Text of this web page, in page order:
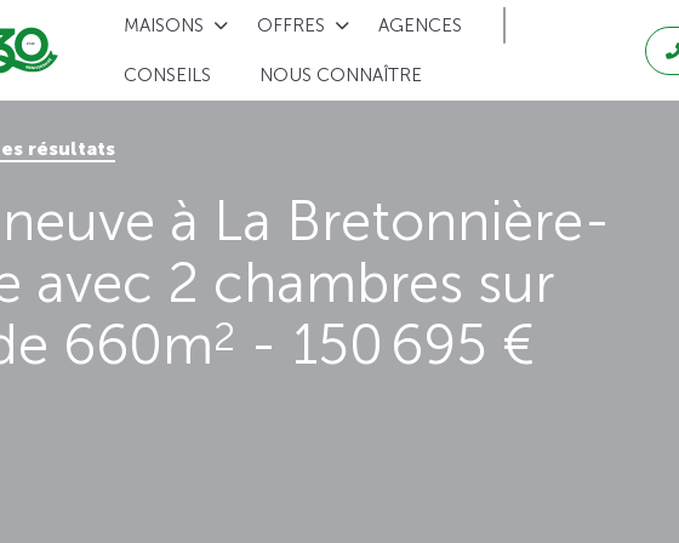
MAISONS OFFRES AGENCES
CONSEILS NOUS CONNAÎTRE
résultats
à La Bretonnière-
avec 2 chambres sur
660m2 - 150 695 €